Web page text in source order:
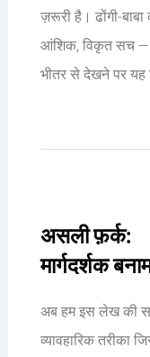
ज़रूरी है। ढोंगी-
आंशिक, विकृत सच —
भीतर से देखने पर यह
असली फ़र्क:
मार्गदर्शक
अब हम इस लेख की
व्यावहारिक